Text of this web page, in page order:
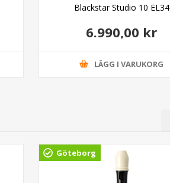
Blackstar Studio 10 EL34
6.990,00 kr
LÄGG I VARUKORG
Göteborg